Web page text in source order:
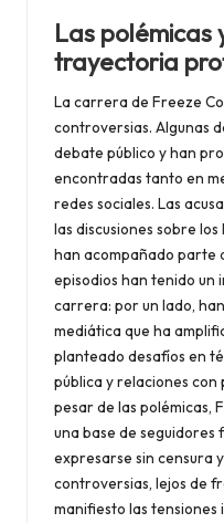
Las polémicas
trayectoria
La carrera de Freeze
controversias. Algunas
debate público y han
encontradas tanto en
redes sociales. Las
las discusiones sobre
han acompañado parte
episodios han tenido un
carrera: por un lado,
mediática que ha
planteado desafíos en
pública y relaciones
pesar de las polémicas,
una base de seguidores
expresarse sin censura
controversias, lejos de
manifiesto las